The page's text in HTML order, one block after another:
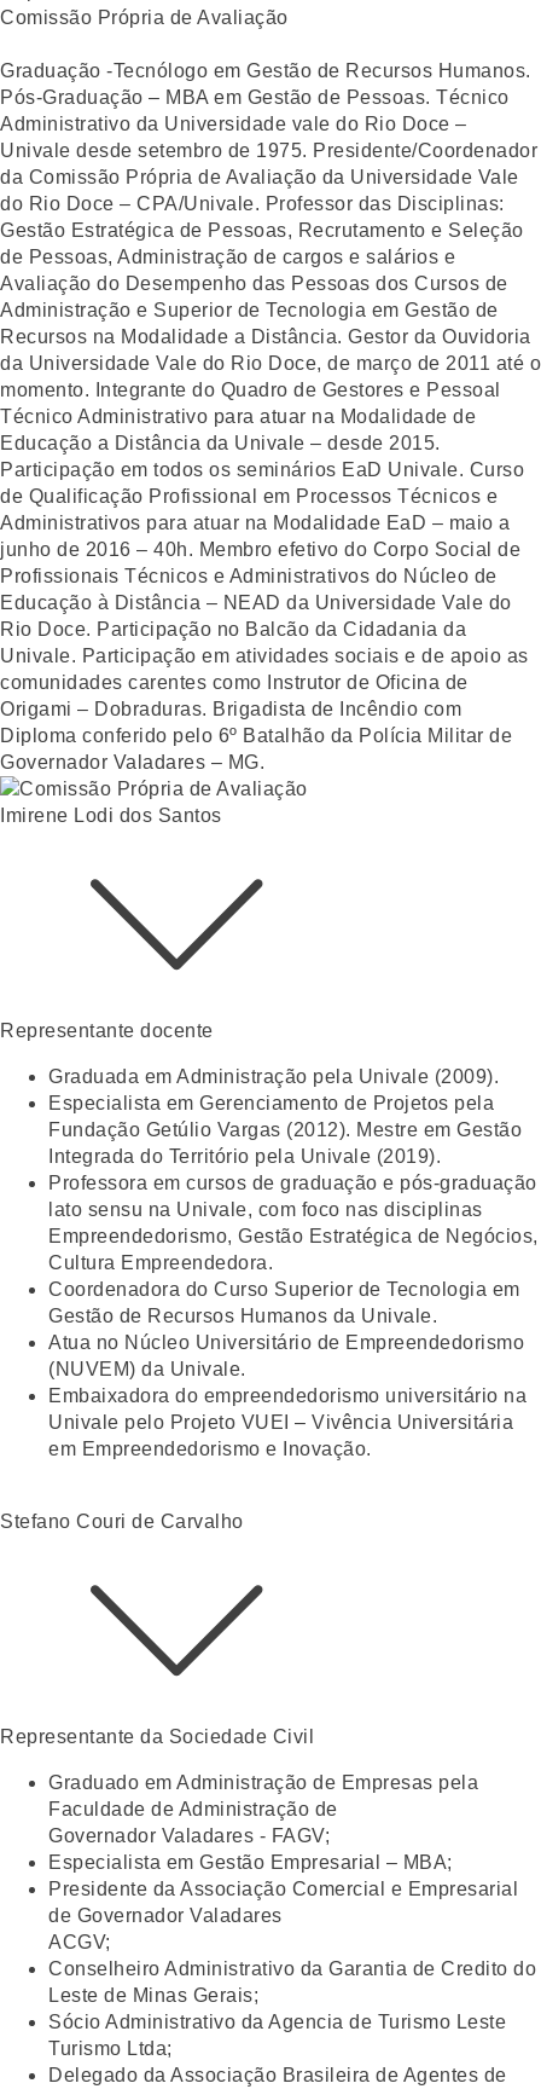
Comissão Própria de Avaliação
Graduação -Tecnólogo em Gestão de Recursos Humanos.
Pós-Graduação – MBA em Gestão de Pessoas. Técnico
Administrativo da Universidade vale do Rio Doce –
Univale desde setembro de 1975. Presidente/Coordenador
da Comissão Própria de Avaliação da Universidade Vale
do Rio Doce – CPA/Univale. Professor das Disciplinas:
Gestão Estratégica de Pessoas, Recrutamento e Seleção
de Pessoas, Administração de cargos e salários e
Avaliação do Desempenho das Pessoas dos Cursos de
Administração e Superior de Tecnologia em Gestão de
Recursos na Modalidade a Distância. Gestor da Ouvidoria
da Universidade Vale do Rio Doce, de março de 2011 até o
momento. Integrante do Quadro de Gestores e Pessoal
Técnico Administrativo para atuar na Modalidade de
Educação a Distância da Univale – desde 2015.
Participação em todos os seminários EaD Univale. Curso
de Qualificação Profissional em Processos Técnicos e
Administrativos para atuar na Modalidade EaD – maio a
junho de 2016 – 40h. Membro efetivo do Corpo Social de
Profissionais Técnicos e Administrativos do Núcleo de
Educação à Distância – NEAD da Universidade Vale do
Rio Doce. Participação no Balcão da Cidadania da
Univale. Participação em atividades sociais e de apoio as
comunidades carentes como Instrutor de Oficina de
Origami – Dobraduras. Brigadista de Incêndio com
Diploma conferido pelo 6º Batalhão da Polícia Militar de
Governador Valadares – MG.
Imirene Lodi dos Santos
Representante docente
Graduada em Administração pela Univale (2009).
Especialista em Gerenciamento de Projetos pela
Fundação Getúlio Vargas (2012). Mestre em Gestão
Integrada do Território pela Univale (2019).
Professora em cursos de graduação e pós-graduação
lato sensu na Univale, com foco nas disciplinas
Empreendedorismo, Gestão Estratégica de Negócios,
Cultura Empreendedora.
Coordenadora do Curso Superior de Tecnologia em
Gestão de Recursos Humanos da Univale.
Atua no Núcleo Universitário de Empreendedorismo
(NUVEM) da Univale.
Embaixadora do empreendedorismo universitário na
Univale pelo Projeto VUEI – Vivência Universitária
em Empreendedorismo e Inovação.
Stefano Couri de Carvalho
Representante da Sociedade Civil
Graduado em Administração de Empresas pela
Faculdade de Administração de
Governador Valadares - FAGV;
Especialista em Gestão Empresarial – MBA;
Presidente da Associação Comercial e Empresarial
de Governador Valadares
ACGV;
Conselheiro Administrativo da Garantia de Credito do
Leste de Minas Gerais;
Sócio Administrativo da Agencia de Turismo Leste
Turismo Ltda;
Delegado da Associação Brasileira de Agentes de